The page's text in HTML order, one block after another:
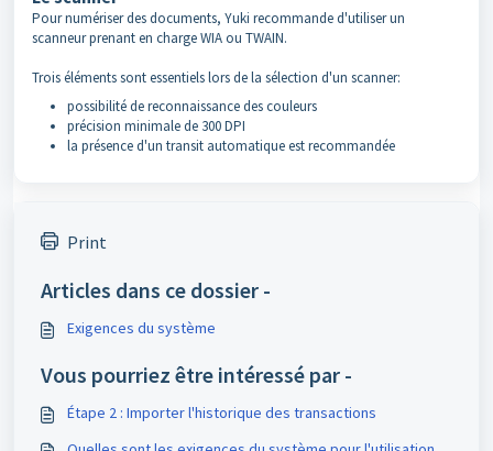
Pour numériser des documents, Yuki recommande d'utiliser un
scanneur prenant en charge WIA ou TWAIN.
Trois éléments sont essentiels lors de la sélection d'un scanner:
possibilité de reconnaissance des couleurs
précision minimale de 300 DPI
la présence d'un transit automatique est recommandée
Print
Articles dans ce dossier -
Exigences du système
Vous pourriez être intéressé par -
Étape 2 : Importer l'historique des transactions